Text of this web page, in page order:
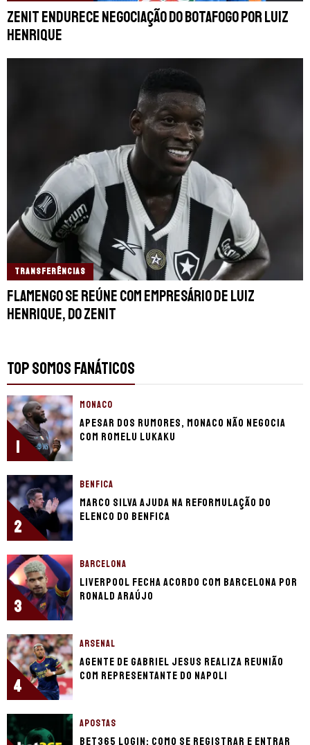
Zenit endurece negociação do Botafogo por Luiz
Henrique
TRANSFERÊNCIAS
Flamengo se reúne com empresário de Luiz
Henrique, do Zenit
TOP SOMOS FANÁTICOS
1
MONACO
Apesar dos rumores, Monaco não negocia
com Romelu Lukaku
2
BENFICA
Marco Silva ajuda na reformulação do
elenco do Benfica
3
BARCELONA
Liverpool fecha acordo com Barcelona por
Ronald Araújo
4
ARSENAL
Agente de Gabriel Jesus realiza reunião
com representante do Napoli
APOSTAS
bet365 login: como se registrar e entrar